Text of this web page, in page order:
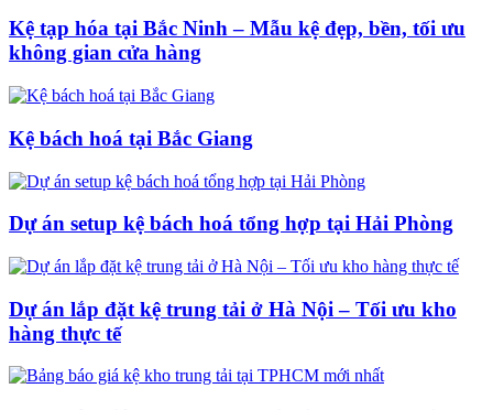
Kệ tạp hóa tại Bắc Ninh – Mẫu kệ đẹp, bền, tối ưu
không gian cửa hàng
Kệ bách hoá tại Bắc Giang
Dự án setup kệ bách hoá tổng hợp tại Hải Phòng
Dự án lắp đặt kệ trung tải ở Hà Nội – Tối ưu kho
hàng thực tế